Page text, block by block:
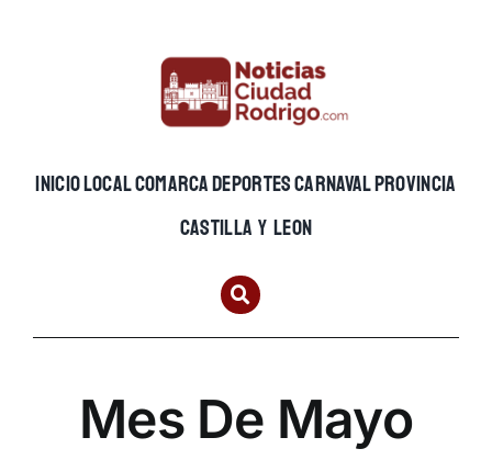
INICIOLOCALCOMARCADEPORTESCARNAVALPROVINCIA
CASTILLA Y LEON
Mes De Mayo